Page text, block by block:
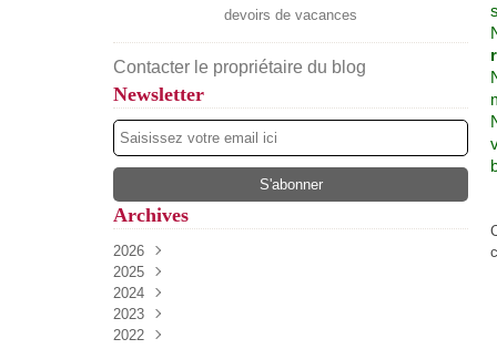
devoirs de vacances
Contacter le propriétaire du blog
Newsletter
Archives
2026
Août
Juillet
Juin
Mai(13)
2025
Décembre
Novembre
Octobre
2024
Décembre
Novembre
2023
Décembre
2022